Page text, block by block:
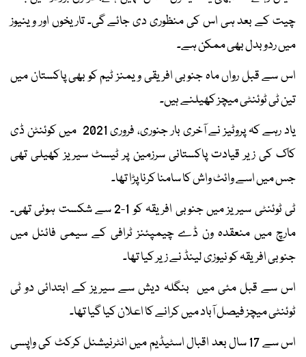
چیت کے بعد ہی اس کی منظوری دی جائے گی۔ تاریخوں اور وینیوز
میں ردوبدل بھی ممکن ہے۔
اس سے قبل رواں ماہ جنوبی افریقی ویمنز ٹیم کو بھی پاکستان میں
تین ٹی ٹوئنٹی میچز کھیلنے ہیں۔
یاد رہے کہ پروٹیز نے آخری بار جنوری، فروری 2021 میں کوئنٹن ڈی
کاک کی زیر قیادت پاکستانی سرزمین پر ٹیسٹ سیریز کھیلی تھی
جس میں اسے وائٹ واش کا سامنا کرنا پڑا تھا۔
ٹی ٹوئنٹی سیریز میں جنوبی افریقہ کو 1-2 سے شکست ہوئی تھی۔
مارچ میں منعقدہ ون ڈے چیمپئنز ٹرافی کے سیمی فائنل میں
جنوبی افریقہ کو نیوزی لینڈ نے زیر کیا تھا۔
اس سے قبل مئی میں بنگلہ دیش سے سیریز کے ابتدائی دو ٹی
ٹوئنٹی میچز فیصل آباد میں کرانے کا اعلان کیا گیا تھا۔
اس سے 17 سال بعد اقبال اسٹیڈیم میں انٹرنیشنل کرکٹ کی واپسی